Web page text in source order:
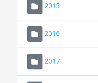
2015
2016
2017